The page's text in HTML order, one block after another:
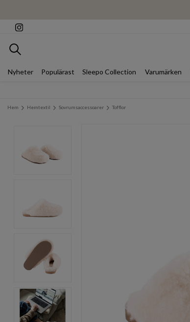
Sök
Nyheter Populärast Sleepo Collection Varumärken
Hem Hemtextil Sovrumsaccessoarer Tofflor